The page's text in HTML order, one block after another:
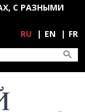
С РАЗНЫМИ
RU EN FR